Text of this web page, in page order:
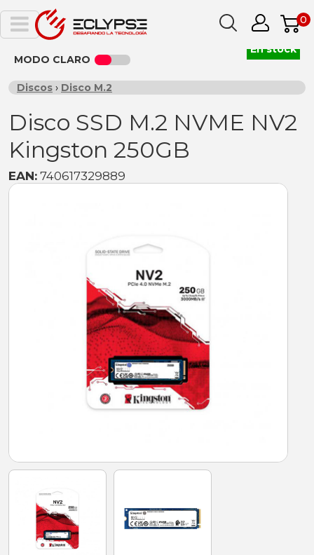
0
MODO CLARO
Discos › Disco M.2
Disco SSD M.2 NVME NV2
Kingston 250GB
EAN: 740617329889
En stock